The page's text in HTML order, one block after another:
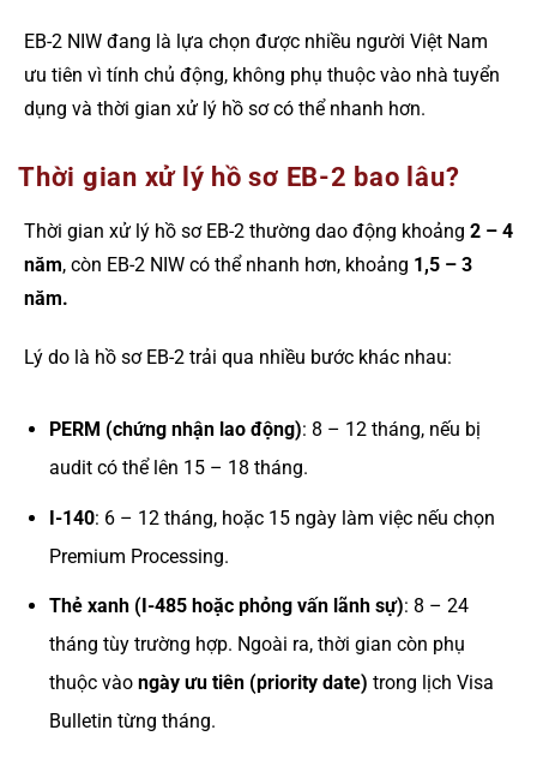
EB-2 NIW đang là lựa chọn được nhiều người Việt Nam
ưu tiên vì tính chủ động, không phụ thuộc vào nhà tuyển
dụng và thời gian xử lý hồ sơ có thể nhanh hơn.
Thời gian xử lý hồ sơ EB-2 bao lâu?
Thời gian xử lý hồ sơ EB-2 thường dao động khoảng 2 – 4
năm, còn EB-2 NIW có thể nhanh hơn, khoảng 1,5 – 3
năm.
Lý do là hồ sơ EB-2 trải qua nhiều bước khác nhau:
PERM (chứng nhận lao động): 8 – 12 tháng, nếu bị
audit có thể lên 15 – 18 tháng.
I-140: 6 – 12 tháng, hoặc 15 ngày làm việc nếu chọn
Premium Processing.
Thẻ xanh (I-485 hoặc phỏng vấn lãnh sự): 8 – 24
tháng tùy trường hợp. Ngoài ra, thời gian còn phụ
thuộc vào ngày ưu tiên (priority date) trong lịch Visa
Bulletin từng tháng.